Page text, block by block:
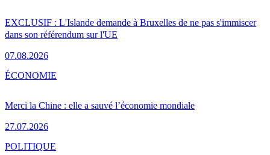
EXCLUSIF : L'Islande demande à Bruxelles de ne pas s'immiscer
dans son référendum sur l'UE
07.08.2026
Merci la Chine : elle a sauvé l’économie mondiale
27.07.2026
ÉCONOMIE
POLITIQUE